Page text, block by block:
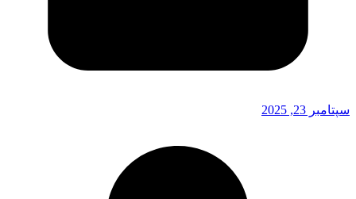
سپتامبر 23, 2025